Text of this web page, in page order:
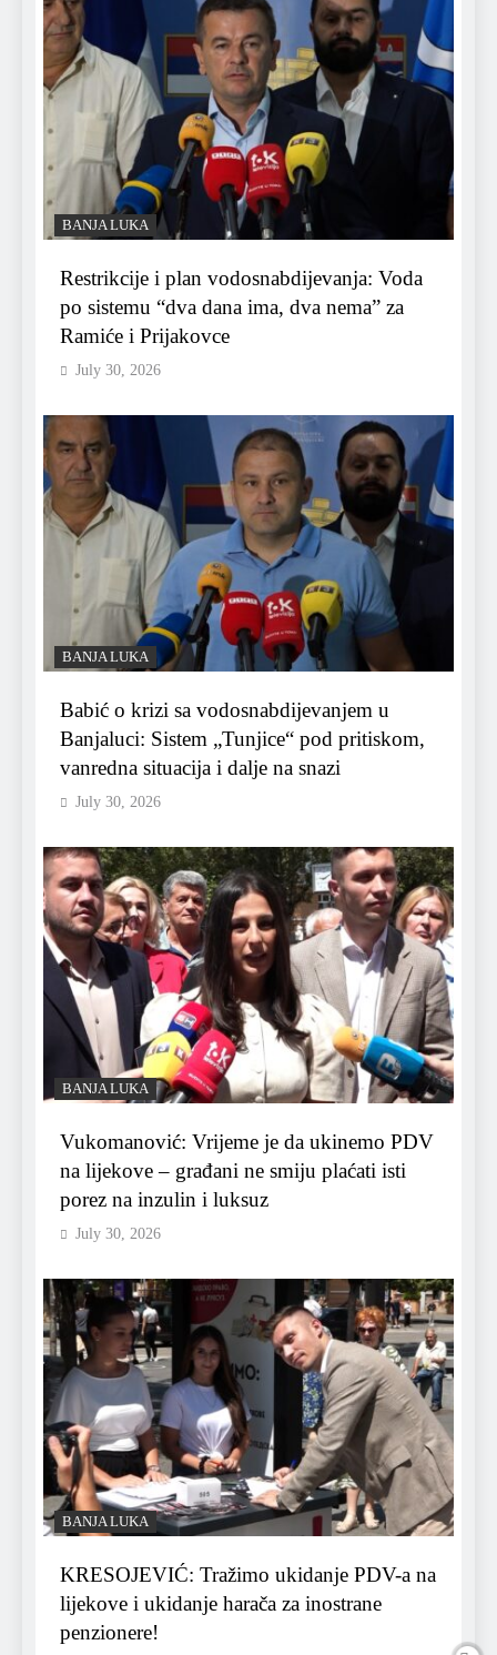
BANJA LUKA
Restrikcije i plan vodosnabdijevanja: Voda
po sistemu “dva dana ima, dva nema” za
Ramiće i Prijakovce
July 30, 2026
BANJA LUKA
Babić o krizi sa vodosnabdijevanjem u
Banjaluci: Sistem „Tunjice“ pod pritiskom,
vanredna situacija i dalje na snazi
July 30, 2026
BANJA LUKA
Vukomanović: Vrijeme je da ukinemo PDV
na lijekove – građani ne smiju plaćati isti
porez na inzulin i luksuz
July 30, 2026
BANJA LUKA
KRESOJEVIĆ: Tražimo ukidanje PDV-a na
lijekove i ukidanje harača za inostrane
penzionere!